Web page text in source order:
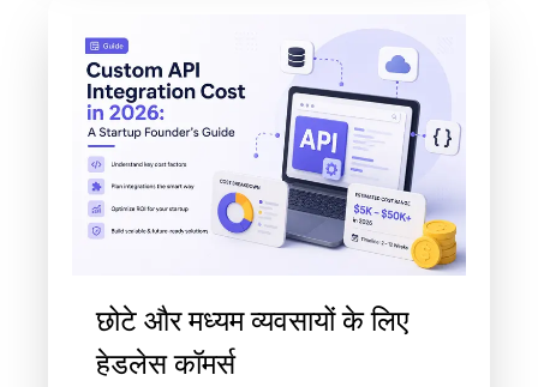
छोटे और मध्यम व्यवसायों के लिए
हेडलेस कॉमर्स